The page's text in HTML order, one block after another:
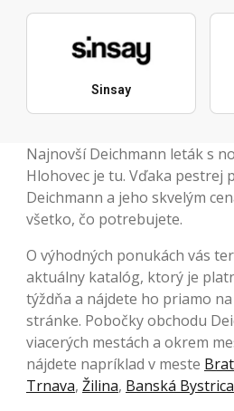
Sinsay
Najnovší Deichmann leták s
Hlohovec je tu. Vďaka pestrej
Deichmann a jeho skvelým
všetko, čo potrebujete.
O výhodných ponukách vás
aktuálny katalóg, ktorý je
týždňa a nájdete ho priamo
stránke. Pobočky obchodu
viacerých mestách a okrem
nájdete napríklad v meste
Trnava, Žilina, Banská Bystrica